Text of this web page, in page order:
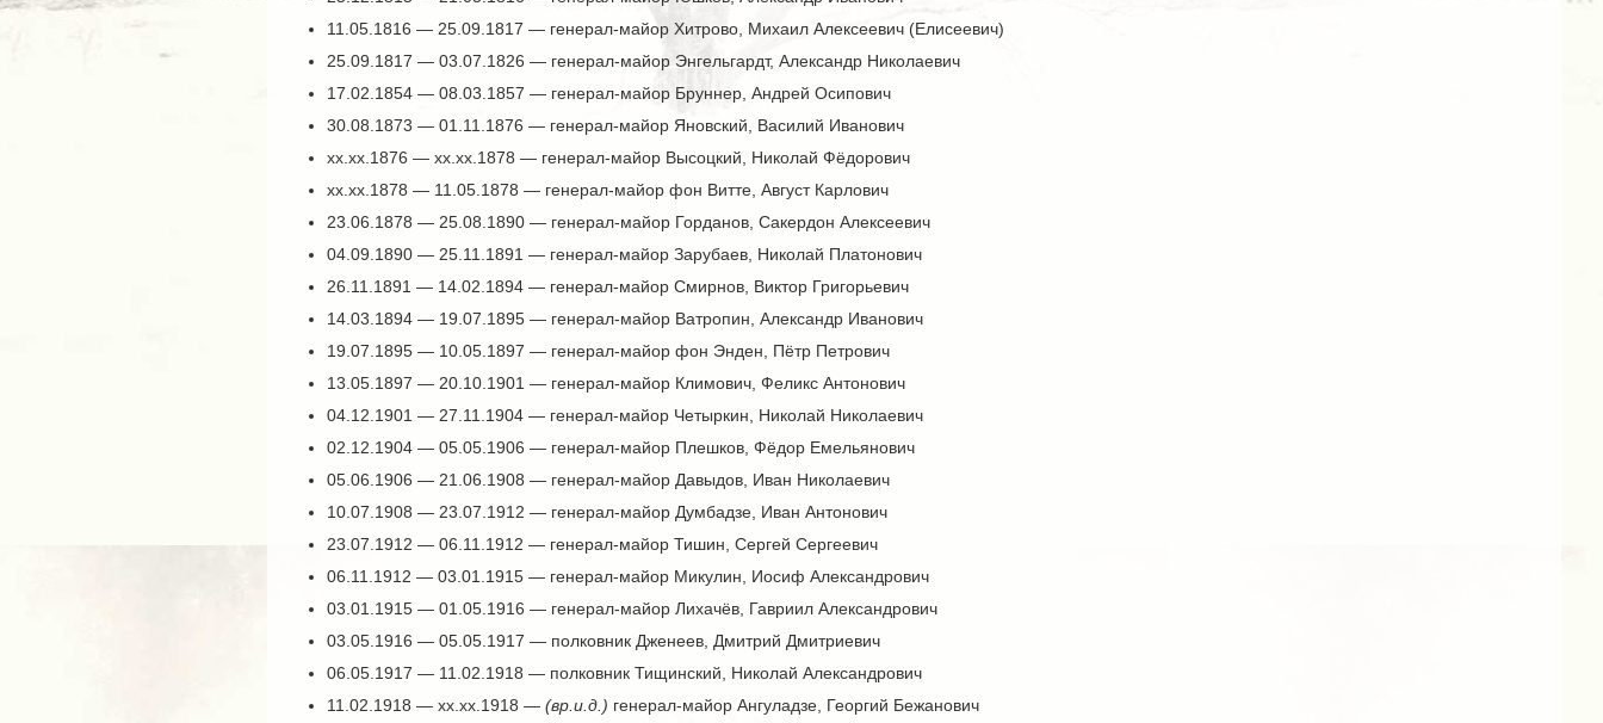
11.05.1816 — 25.09.1817 — генерал-майор Хитрово, Михаил Алексеевич (Елисеевич)
25.09.1817 — 03.07.1826 — генерал-майор Энгельгардт, Александр Николаевич
17.02.1854 — 08.03.1857 — генерал-майор Бруннер, Андрей Осипович
30.08.1873 — 01.11.1876 — генерал-майор Яновский, Василий Иванович
хх.хх.1876 — хх.хх.1878 — генерал-майор Высоцкий, Николай Фёдорович
хх.хх.1878 — 11.05.1878 — генерал-майор фон Витте, Август Карлович
23.06.1878 — 25.08.1890 — генерал-майор Горданов, Сакердон Алексеевич
04.09.1890 — 25.11.1891 — генерал-майор Зарубаев, Николай Платонович
26.11.1891 — 14.02.1894 — генерал-майор Смирнов, Виктор Григорьевич
14.03.1894 — 19.07.1895 — генерал-майор Ватропин, Александр Иванович
19.07.1895 — 10.05.1897 — генерал-майор фон Энден, Пётр Петрович
13.05.1897 — 20.10.1901 — генерал-майор Климович, Феликс Антонович
04.12.1901 — 27.11.1904 — генерал-майор Четыркин, Николай Николаевич
02.12.1904 — 05.05.1906 — генерал-майор Плешков, Фёдор Емельянович
05.06.1906 — 21.06.1908 — генерал-майор Давыдов, Иван Николаевич
10.07.1908 — 23.07.1912 — генерал-майор Думбадзе, Иван Антонович
23.07.1912 — 06.11.1912 — генерал-майор Тишин, Сергей Сергеевич
06.11.1912 — 03.01.1915 — генерал-майор Микулин, Иосиф Александрович
03.01.1915 — 01.05.1916 — генерал-майор Лихачёв, Гавриил Александрович
03.05.1916 — 05.05.1917 — полковник Дженеев, Дмитрий Дмитриевич
06.05.1917 — 11.02.1918 — полковник Тищинский, Николай Александрович
11.02.1918 — хх.хх.1918 — (вр.и.д.) генерал-майор Ангуладзе, Георгий Бежанович